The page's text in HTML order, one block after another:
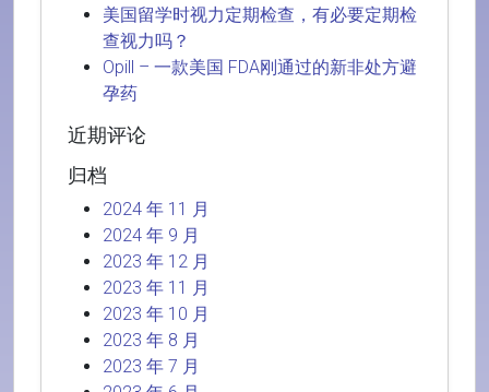
美国留学时视力定期检查，有必要定期检
查视力吗？
Opill – 一款美国 FDA刚通过的新非处方避
孕药
近期评论
归档
2024 年 11 月
2024 年 9 月
2023 年 12 月
2023 年 11 月
2023 年 10 月
2023 年 8 月
2023 年 7 月